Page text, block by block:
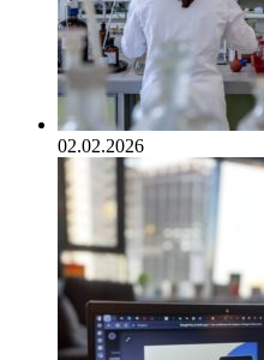
02.02.2026